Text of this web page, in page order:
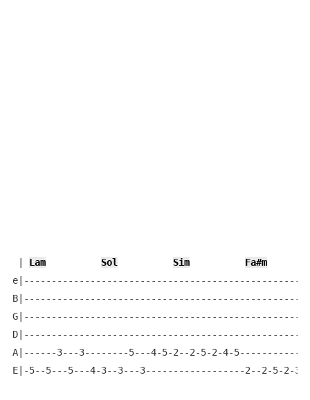
Lam Sol Sim
Fa#m
A|------3---3--------5---4-5-2--2-5-2-4-
E|-5--5---5---4-3--3---3------------------2--2-5-2-3-